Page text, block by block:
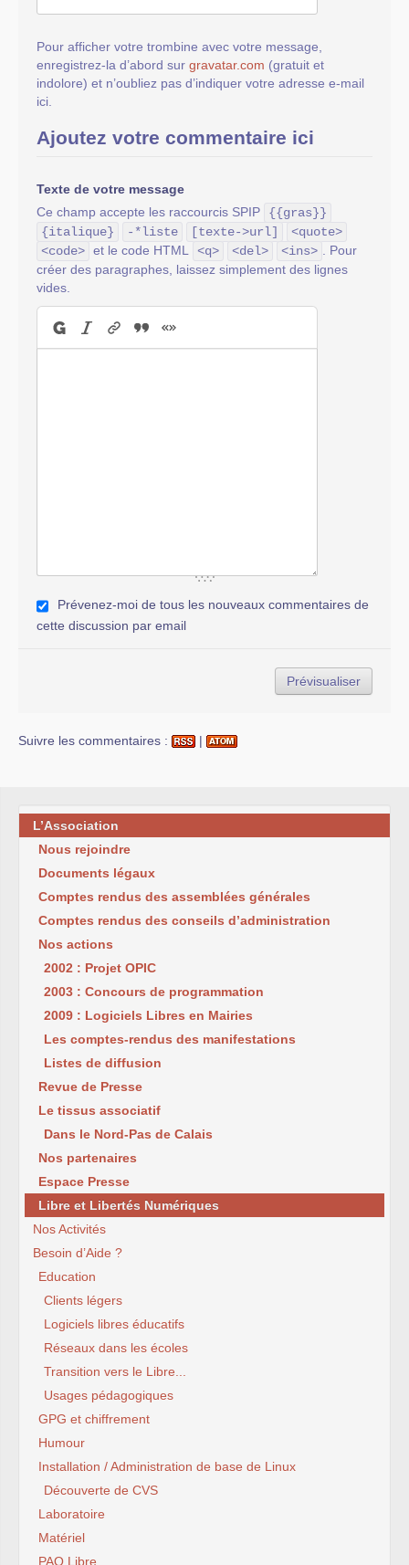
Pour afficher votre trombine avec votre message,
enregistrez-la d’abord sur gravatar.com (gratuit et
indolore) et n’oubliez pas d’indiquer votre adresse e-mail
ici.
Ajoutez votre commentaire ici
Texte de votre message
Ce champ accepte les raccourcis SPIP
{{gras}}
{italique}
-*liste [texte->url]
<quote>
<code> et le code HTML <q> <del> <ins>
. Pour
créer des paragraphes, laissez simplement des lignes
vides.
Prévenez-moi de tous les nouveaux commentaires de
cette discussion par email
Suivre les commentaires : |
L’Association
Nous rejoindre
Documents légaux
Comptes rendus des assemblées générales
Comptes rendus des conseils d’administration
Nos actions
2002 : Projet OPIC
2003 : Concours de programmation
2009 : Logiciels Libres en Mairies
Les comptes-rendus des manifestations
Listes de diffusion
Revue de Presse
Le tissus associatif
Dans le Nord-Pas de Calais
Nos partenaires
Espace Presse
Libre et Libertés Numériques
Nos Activités
Besoin d’Aide ?
Education
Clients légers
Logiciels libres éducatifs
Réseaux dans les écoles
Transition vers le Libre...
Usages pédagogiques
GPG et chiffrement
Humour
Installation / Administration de base de Linux
Découverte de CVS
Laboratoire
Matériel
PAO Libre